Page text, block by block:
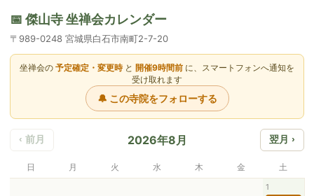
📅 傑山寺 坐禅会カレンダー
〒989-0248 宮城県白石市南町2-7-20
坐禅会の 予定確定・変更時と 開催9時間前 に、スマートフォンへ通知を
受け取れます
🔔 この寺院をフォローする
‹ 前月 2026年8月 翌月 ›
日 月 火 水 木 金 土
1